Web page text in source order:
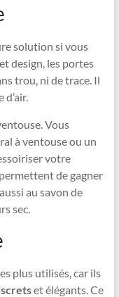
solution si vous
design, les portes
trou, ni de trace. Il
Vous
à ventouse ou un
votre
de gagner
au savon de
sec.
plus utilisés, car ils
et élégants. Ce